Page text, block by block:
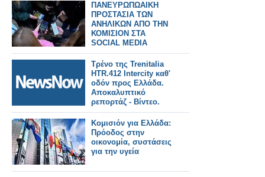
ΠΑΝΕΥΡΩΠΩΑΙΚΗ
ΠΡΟΣΤΑΣΙΑ ΤΩΝ
ΑΝΗΛΙΚΩΝ ΑΠΟ ΤΗΝ
ΚΟΜΙΣΙΟΝ ΣΤΑ
SOCIAL MEDIA
Τρένο της Trenitalia
HTR.412 Intercity καθ'
οδόν προς Ελλάδα.
Αποκαλυπτικό
ρεπορτάζ - Βίντεο.
Κομισιόν για Ελλάδα:
Πρόοδος στην
οικονομία, συστάσεις
για την υγεία